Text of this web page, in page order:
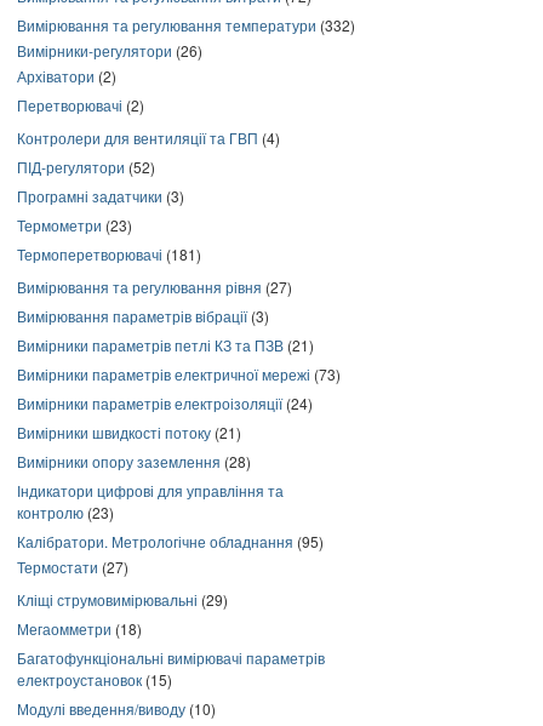
Вимірювання та регулювання температури (332)
Вимірники-регулятори (26)
Архіватори (2)
Перетворювачі (2)
Контролери для вентиляції та ГВП (4)
ПІД-регулятори (52)
Програмні задатчики (3)
Термометри (23)
Термоперетворювачі (181)
Вимірювання та регулювання рівня (27)
Вимірювання параметрів вібрації(3)
Вимірники параметрів петлі КЗ та ПЗВ (21)
Вимірники параметрів електричної мережі (73)
Вимірники параметрів електроізоляції(24)
Вимірники швидкості потоку (21)
Вимірники опору заземлення (28)
Індикатори цифрові для управління та
контролю (23)
Калібратори. Метрологічне обладнання (95)
Термостати (27)
Кліщі струмовимірювальні (29)
Мегаомметри (18)
Багатофункціональні вимірювачі параметрів
електроустановок (15)
Модулі введення/виводу (10)